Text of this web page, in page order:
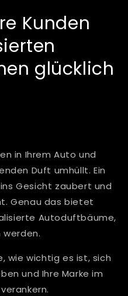
Kunden
glücklich
in Ihrem Auto und
Duft umhüllt. Ein
Gesicht zaubert und
Genau das bietet
Autoduftbäume,
wie wichtig es ist, sich
und Ihre Marke im